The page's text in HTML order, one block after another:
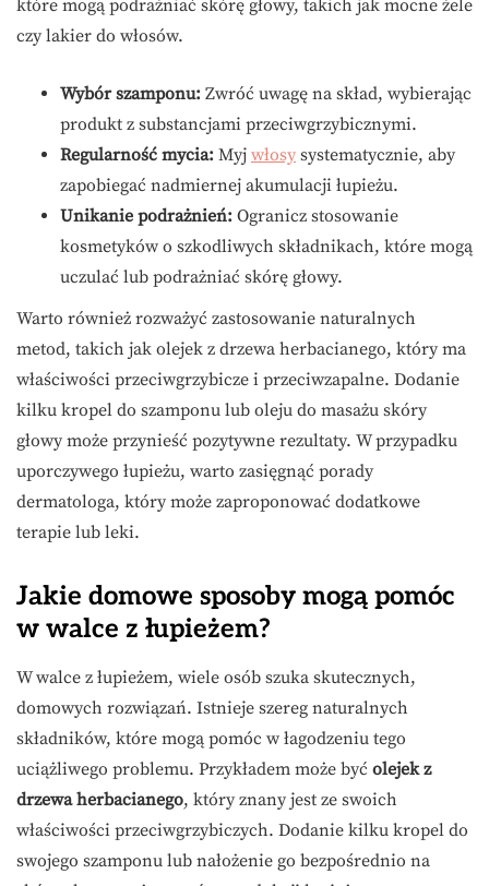
które mogą podrażniać skórę głowy, takich jak mocne żele
czy lakier do włosów.
Wybór szamponu: Zwróć uwagę na skład, wybierając
produkt z substancjami przeciwgrzybicznymi.
Regularność mycia: Myj włosy systematycznie, aby
zapobiegać nadmiernej akumulacji łupieżu.
Unikanie podrażnień: Ogranicz stosowanie
kosmetyków o szkodliwych składnikach, które mogą
uczulać lub podrażniać skórę głowy.
Warto również rozważyć zastosowanie naturalnych
metod, takich jak olejek z drzewa herbacianego, który ma
właściwości przeciwgrzybicze i przeciwzapalne. Dodanie
kilku kropel do szamponu lub oleju do masażu skóry
głowy może przynieść pozytywne rezultaty. W przypadku
uporczywego łupieżu, warto zasięgnąć porady
dermatologa, który może zaproponować dodatkowe
terapie lub leki.
Jakie domowe sposoby mogą pomóc
w walce z łupieżem?
W walce z łupieżem, wiele osób szuka skutecznych,
domowych rozwiązań. Istnieje szereg naturalnych
składników, które mogą pomóc w łagodzeniu tego
uciążliwego problemu. Przykładem może być olejek z
drzewa herbacianego, który znany jest ze swoich
właściwości przeciwgrzybiczych. Dodanie kilku kropel do
swojego szamponu lub nałożenie go bezpośrednio na